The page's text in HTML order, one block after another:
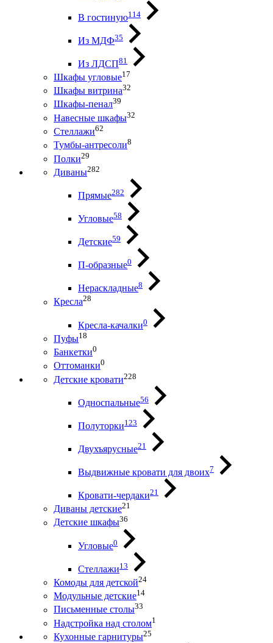
В гостиную114
Из МДФ35
Из ЛДСП81
Шкафы угловые17
Шкафы витрина32
Шкафы-пенал39
Навесные шкафы32
Стеллажи62
Тумбы-антресоли8
Полки29
Диваны282
Прямые282
Угловые58
Детские59
П-образные0
Нераскладные8
Кресла28
Кресла-качалки0
Пуфы18
Банкетки0
Оттоманки0
Детские кровати228
Односпальные56
Полуторки123
Двухъярусные21
Выдвижные кровати для двоих7
Кровати-чердаки21
Диваны детские21
Детские шкафы36
Угловые0
Стеллажи13
Комоды для детской24
Модульные детские14
Письменные столы33
Надстройка над столом1
Кухонные гарнитуры25